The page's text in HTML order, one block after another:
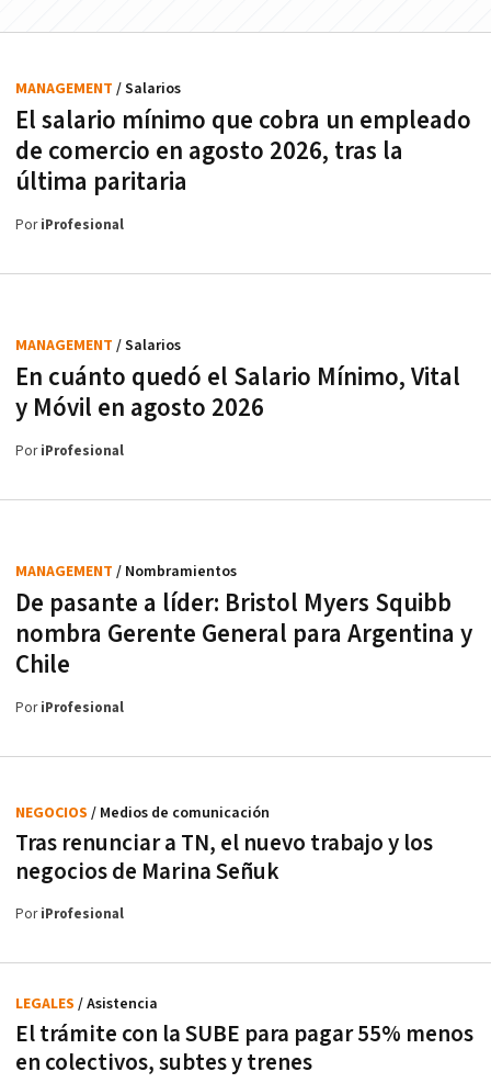
El salario mínimo que cobra un empleado
de comercio en agosto 2026, tras la
última paritaria
MANAGEMENT / Salarios
PoriProfesional
En cuánto quedó el Salario Mínimo, Vital
y Móvil en agosto 2026
MANAGEMENT / Salarios
PoriProfesional
De pasante a líder: Bristol Myers Squibb
nombra Gerente General para Argentina y
Chile
MANAGEMENT / Nombramientos
PoriProfesional
Tras renunciar a TN, el nuevo trabajo y los
negocios de Marina Señuk
NEGOCIOS / Medios de comunicación
PoriProfesional
El trámite con la SUBE para pagar 55% menos
en colectivos, subtes y trenes
LEGALES / Asistencia